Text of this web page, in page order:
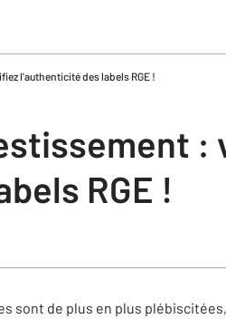
l'authenticité des labels RGE !
:
RGE !
sont de plus en plus